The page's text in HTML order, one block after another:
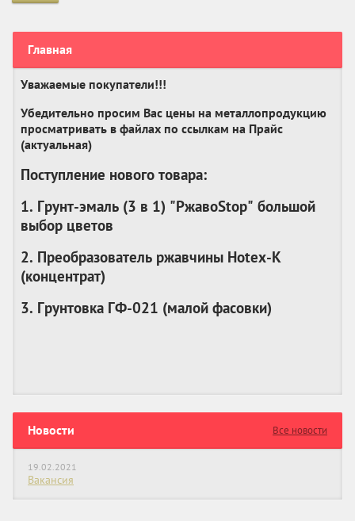
Главная
Уважаемые покупатели!!!
Убедительно просим Вас цены на металлопродукцию
просматривать в файлах по ссылкам на Прайс
(актуальная)
Поступление нового товара:
1. Грунт-эмаль (3 в 1) "РжавоStop" большой
выбор цветов
2. Преобразователь ржавчины Hotex-K
(концентрат)
3. Грунтовка ГФ-021 (малой фасовки)
Новости Все новости
19.02.2021
Вакансия